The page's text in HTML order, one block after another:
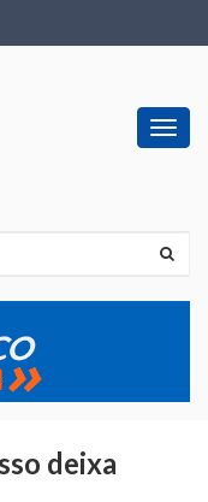
deixa